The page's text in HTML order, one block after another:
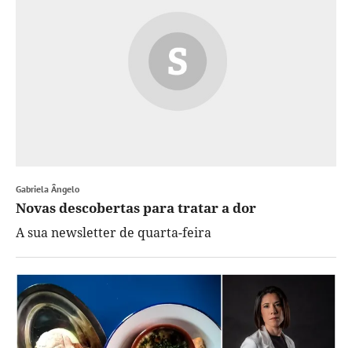
Gabriela Ângelo
Novas descobertas para tratar a dor
A sua newsletter de quarta-feira